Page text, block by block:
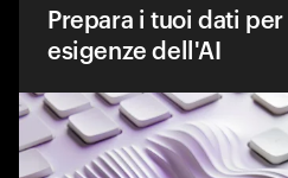
Prepara i tuoi dati
esigenze dell'AI